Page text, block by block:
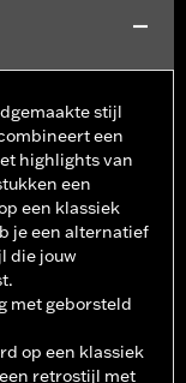
stijl
een
highlights van
een
een klassiek
je een alternatief
die jouw
met geborsteld
op een klassiek
retrostijl met